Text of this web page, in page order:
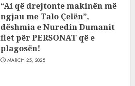
“Ai që drejtonte makinën më
ngjau me Talo Çelën”,
dëshmia e Nuredin Dumanit
flet për PERSONAT që e
plagosën!
MARCH 25, 2025